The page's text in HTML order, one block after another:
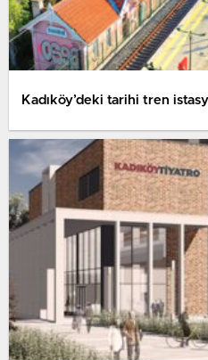
Kadıköy’deki tarihi tren